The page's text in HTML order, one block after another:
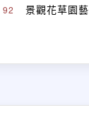
92 景觀花草園藝